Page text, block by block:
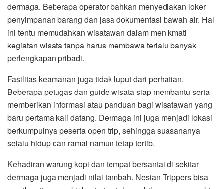
dermaga. Beberapa operator bahkan menyediakan loker
penyimpanan barang dan jasa dokumentasi bawah air. Hal
ini tentu memudahkan wisatawan dalam menikmati
kegiatan wisata tanpa harus membawa terlalu banyak
perlengkapan pribadi.
Fasilitas keamanan juga tidak luput dari perhatian.
Beberapa petugas dan guide wisata siap membantu serta
memberikan informasi atau panduan bagi wisatawan yang
baru pertama kali datang. Dermaga ini juga menjadi lokasi
berkumpulnya peserta open trip, sehingga suasananya
selalu hidup dan ramai namun tetap tertib.
Kehadiran warung kopi dan tempat bersantai di sekitar
dermaga juga menjadi nilai tambah. Nesian Trippers bisa